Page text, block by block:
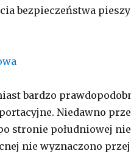
bezpieczeństwa
bardzo
Niedawno
stronie południowej
nie wyznaczono